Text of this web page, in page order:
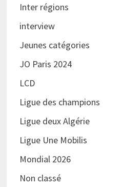
Inter régions
interview
Jeunes catégories
JO Paris 2024
LCD
Ligue des champions
Ligue deux Algérie
Ligue Une Mobilis
Mondial 2026
Non classé